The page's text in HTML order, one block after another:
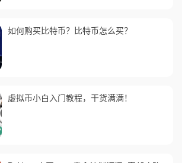
如何购买比特币？比特币怎么买？
虚拟币小白入门教程，干货满满！